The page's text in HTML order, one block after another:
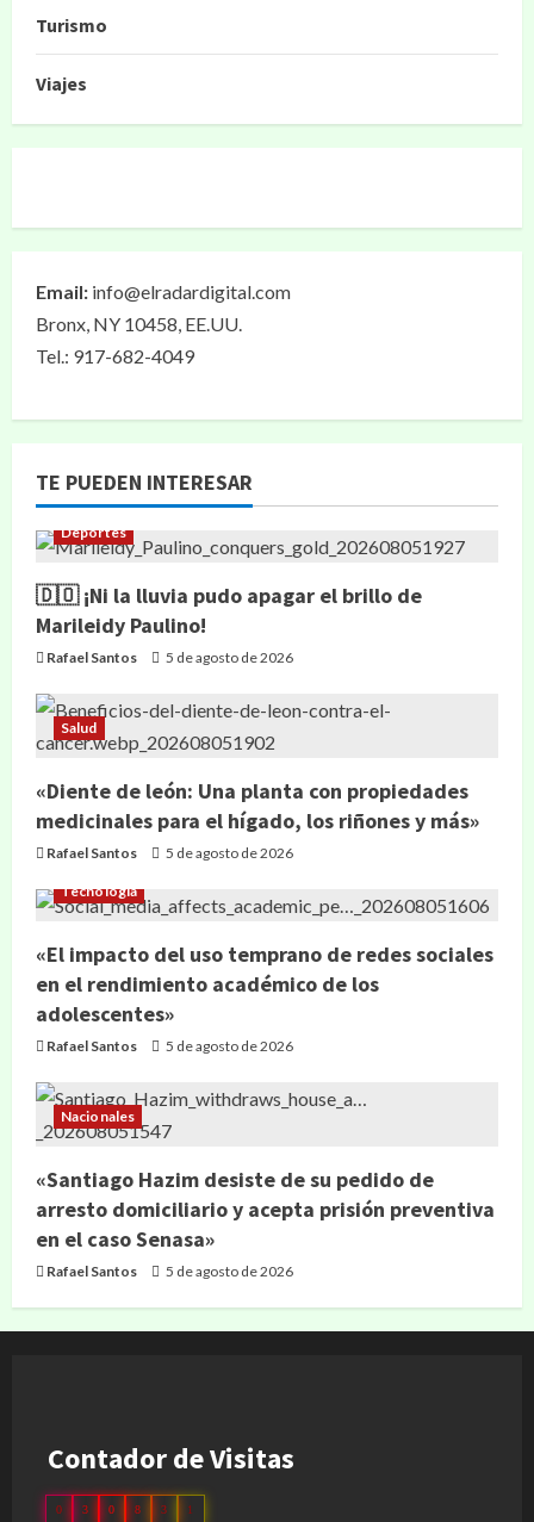
Turismo
Viajes
Email: info@elradardigital.com
Bronx, NY 10458, EE.UU.
Tel.: 917-682-4049
TE PUEDEN INTERESAR
Deportes
🇩🇴 ¡Ni la lluvia pudo apagar el brillo de
Marileidy Paulino!
Rafael Santos 5 de agosto de 2026
Salud
«Diente de león: Una planta con propiedades
medicinales para el hígado, los riñones y más»
Rafael Santos 5 de agosto de 2026
Tecnología
«El impacto del uso temprano de redes sociales
en el rendimiento académico de los
adolescentes»
Rafael Santos 5 de agosto de 2026
Nacionales
«Santiago Hazim desiste de su pedido de
arresto domiciliario y acepta prisión preventiva
en el caso Senasa»
Rafael Santos 5 de agosto de 2026
Contador de Visitas
0 3 0 8 3 1